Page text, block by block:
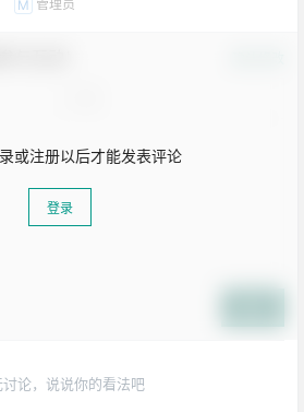
M 管理员
或注册以后才能发表评论
登录
讨论，说说你的看法吧